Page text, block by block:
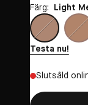
Färg: Light
Testa nu!
Slutsåld